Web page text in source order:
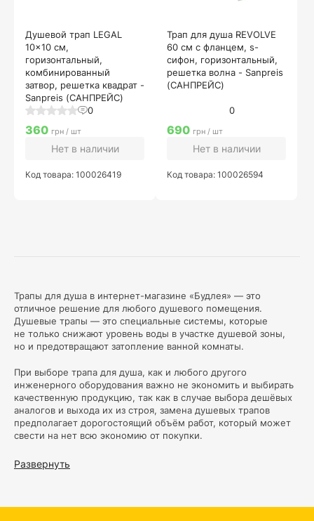
Трапы для душа в интернет-магазине «Будлея» — это
отличное решение для любого душевого помещения.
Душевые трапы — это специальные системы, которые
не только снижают уровень воды в участке душевой зоны,
но и предотвращают затопление ванной комнаты.
При выборе трапа для душа, как и любого другого
инженерного оборудования важно не экономить и выбирать
качественную продукцию, так как в случае выбора дешёвых
аналогов и выхода их из строя, замена душевых трапов
предполагает дорогостоящий объём работ, который может
свести на нет всю экономию от покупки.
В нашем магазине представлен широкий ассортимент
Развернуть
Душевой трап LEGAL
10x10 см,
горизонтальный,
комбинированный
затвор, решетка квадрат -
Sanpreis (САНПРЕЙС)
0
360 грн / шт
Нет в наличии
Код товара: 100026419
Трап для душа REVOLVE
60 см с фланцем, s-
сифон, горизонтальный,
решетка волна - Sanpreis
(САНПРЕЙС)
0
690 грн / шт
Нет в наличии
Код товара: 100026594